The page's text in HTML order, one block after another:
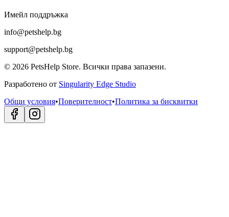
Имейл поддръжка
info@petshelp.bg
support@petshelp.bg
© 2026 PetsHelp Store. Всички права запазени.
Разработено от Singularity Edge Studio
Общи условия•Поверителност•Политика за бисквитки